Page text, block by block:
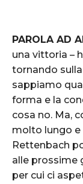
PAROLA AD
una vittoria –
tornando
sappiamo
forma e la
cosa no. Ma,
molto lungo e
Rettenbach
alle prossime
per cui ci